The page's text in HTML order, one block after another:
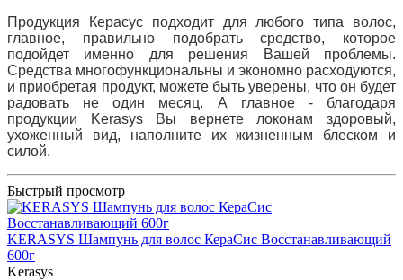
Продукция Керасус подходит для любого типа волос,
главное, правильно подобрать средство, которое
подойдет именно для решения Вашей проблемы.
Средства многофункциональны и экономно расходуются,
и приобретая продукт, можете быть уверены, что он будет
радовать не один месяц. А главное - благодаря
продукции Kerasys Вы вернете локонам здоровый,
ухоженный вид, наполните их жизненным блеском и
силой.
Быстрый просмотр
KERASYS Шампунь для волос КераСис Восстанавливающий
600г
Kerasys